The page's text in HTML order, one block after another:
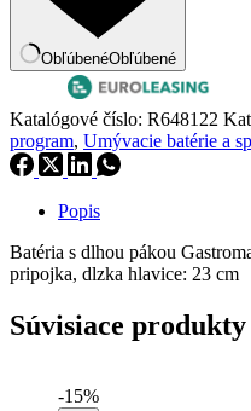
ObľúbenéObľúbené
Katalógové číslo: R648122
program, Umývacie batérie a
Popis
Batéria s dlhou pákou
pripojka, dlzka hlavice: 23 cm
Súvisiace produkty
-15%